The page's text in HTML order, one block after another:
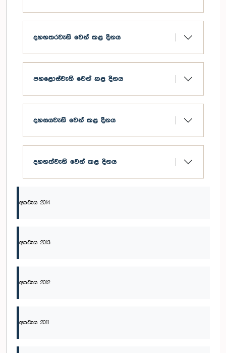
දහහතරවැනි වෙන් කළ දිනය
පහළොස්වැනි වෙන් කළ දිනය
දහසයවැනි වෙන් කළ දිනය
දහහත්වැනි වෙන් කළ දිනය
අයවැය 2014
අයවැය 2013
අයවැය 2012
අයවැය 2011